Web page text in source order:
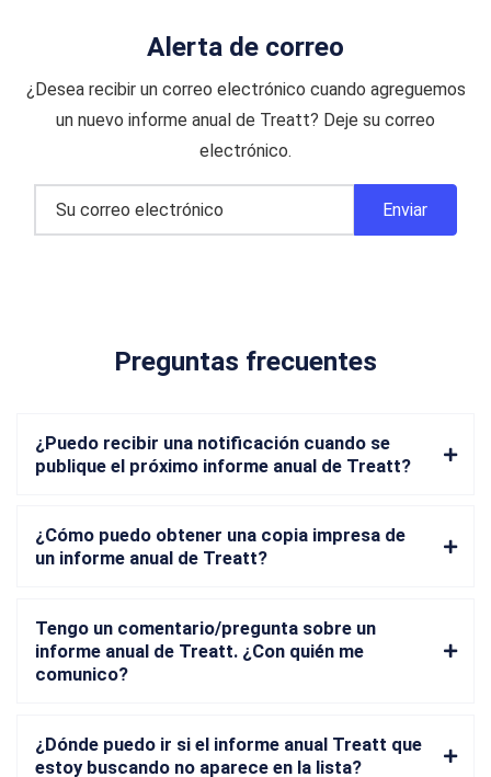
Alerta de correo
¿Desea recibir un correo electrónico cuando agreguemos
un nuevo informe anual de Treatt? Deje su correo
electrónico.
Preguntas frecuentes
¿Puedo recibir una notificación cuando se
publique el próximo informe anual de Treatt?
¿Cómo puedo obtener una copia impresa de
un informe anual de Treatt?
Tengo un comentario/pregunta sobre un
informe anual de Treatt. ¿Con quién me
comunico?
¿Dónde puedo ir si el informe anual Treatt que
estoy buscando no aparece en la lista?